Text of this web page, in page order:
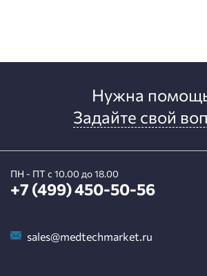
Нужна
Задайте свой
ПН - ПТ с 10.00 до 18.00
+7 (499) 450-50-56
sales@medtechmarket.ru